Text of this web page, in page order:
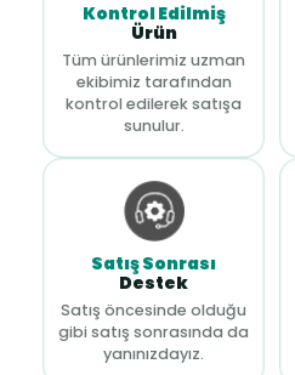
Kontrol Edilmiş
Ürün
Tüm ürünlerimiz uzman
ekibimiz tarafından
kontrol edilerek satışa
sunulur.
Satış Sonrası
Destek
Satış öncesinde olduğu
gibi satış sonrasında da
yanınızdayız.